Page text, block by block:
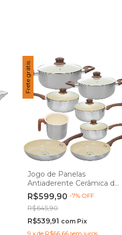
Frete grátis
Jogo de Panelas
Antiaderente Cerâmica de
Indução New York 8 Peças
- Casambiente
R$599,90 -7% OFF
R$645,90
R$539,91 com Pix
9 x de R$66,66 sem juros